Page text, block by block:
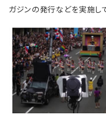
ガジンの発行などを実施して